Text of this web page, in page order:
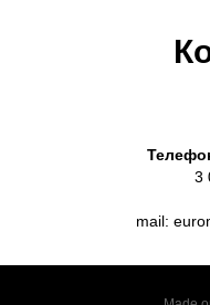
3
mail: